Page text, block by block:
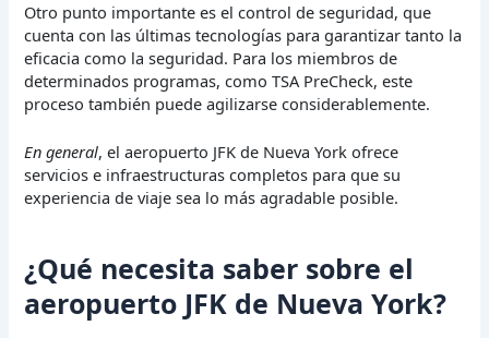
Otro punto importante es el control de seguridad, que
cuenta con las últimas tecnologías para garantizar tanto la
eficacia como la seguridad. Para los miembros de
determinados programas, como TSA PreCheck, este
proceso también puede agilizarse considerablemente.
En general, el aeropuerto JFK de Nueva York ofrece
servicios e infraestructuras completos para que su
experiencia de viaje sea lo más agradable posible.
¿Qué necesita saber sobre el
aeropuerto JFK de Nueva York?